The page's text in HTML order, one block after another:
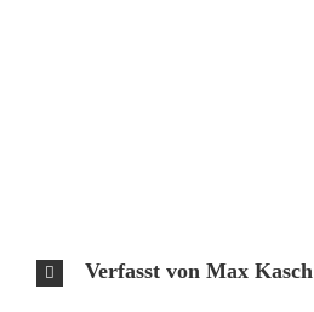
Verfasst von Max Kasch